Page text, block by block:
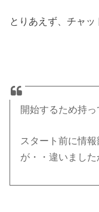
とりあえず、チャッ
開始するため持っ
スタート前に情
が・・違いました